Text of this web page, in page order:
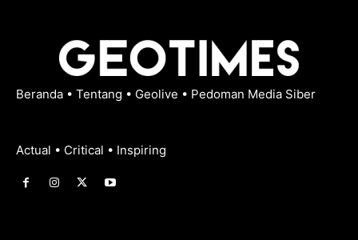
Beranda • Tentang • Geolive • Pedoman Media Siber
Actual • Critical • Inspiring